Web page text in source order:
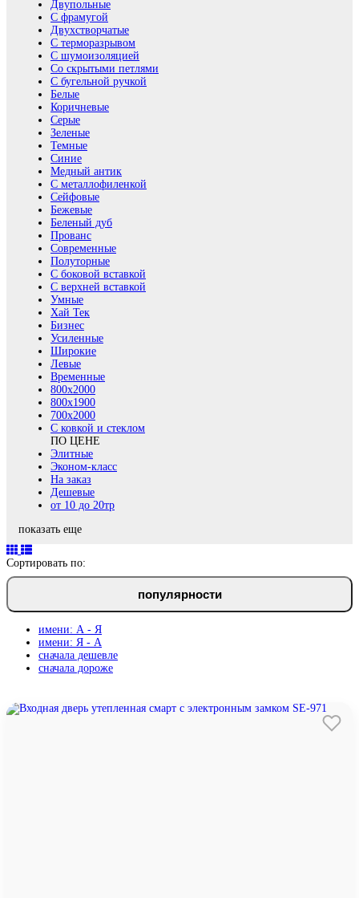
Двупольные
С фрамугой
Двухстворчатые
С терморазрывом
С шумоизоляцией
Со скрытыми петлями
С бугельной ручкой
Белые
Коричневые
Серые
Зеленые
Темные
Синие
Медный антик
С металлофиленкой
Сейфовые
Бежевые
Беленый дуб
Прованс
Современные
Полуторные
С боковой вставкой
С верхней вставкой
Умные
Хай Тек
Бизнес
Усиленные
Широкие
Левые
Временные
800х2000
800x1900
700x2000
С ковкой и стеклом
ПО ЦЕНЕ
Элитные
Эконом-класс
На заказ
Дешевые
от 10 до 20тр
показать еще
Сортировать по:
популярности
имени: А - Я
имени: Я - А
сначала дешевле
сначала дороже